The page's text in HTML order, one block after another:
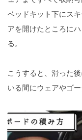
ベッドキット下にス
アを開けたところに
る。
こうすると、滑った
いる間にウェアやゴ